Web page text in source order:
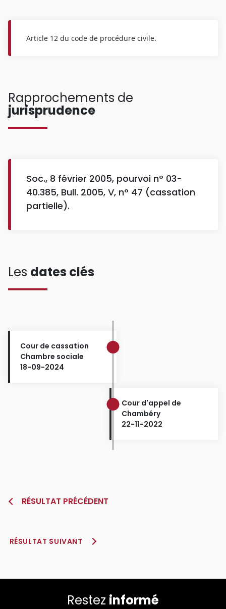
Article 12 du code de procédure civile.
Rapprochements de
jurisprudence
Soc., 8 février 2005, pourvoi n° 03-
40.385, Bull. 2005, V, n° 47 (cassation
partielle).
Les dates clés
Cour de cassation
Chambre sociale
18-09-2024
Cour d'appel de
Chambéry
22-11-2022
RÉSULTAT PRÉCÉDENT
RÉSULTAT SUIVANT
Restez informé